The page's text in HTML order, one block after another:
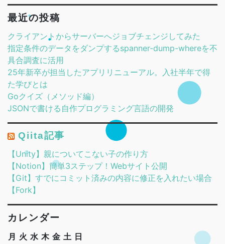
最近の投稿
クライアントからサーバーへジョブチェンジしてみた
指定条件のデータをダンプするspanner-dump-whereを不
具合調査に活用
25年新卒が担当したアプリリニューアル。入社半年で得
た学びとは
Goクイズ（メソッド編）
JSONで書ける自作プログラミング言語の開発
Qiita記事
【Unity】親についてこない子の作り方
【Notion】簡単3ステップ！Webサイト公開
【Git】すでにコミット済みの内容に修正を入れたい場合
【Fork】
カレンダー
月 火 水 木 金 土 日